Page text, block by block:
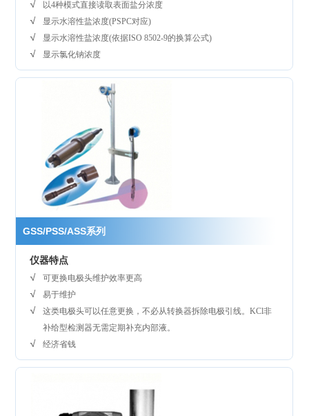
以4种模式直接读取表面盐分浓度
显示水溶性盐浓度(PSPC对应)
显示水溶性盐浓度(依据ISO 8502-9的换算公式)
显示氯化钠浓度
GSS/PSS/ASS系列
仪器特点
可更换电极头维护效率更高
易于维护
这类电极头可以任意更换，不必从转换器拆除电极引线。KCl非
补给型检测器无需定期补充内部液。
经济省钱